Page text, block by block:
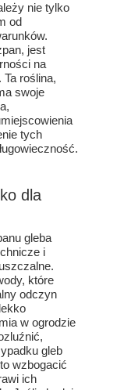
nie tylko
od
jest
na
roślina,
swoje
tych
dla
gleba
i
które
odczyn
w ogrodzie
gleb
wzbogacić
ich